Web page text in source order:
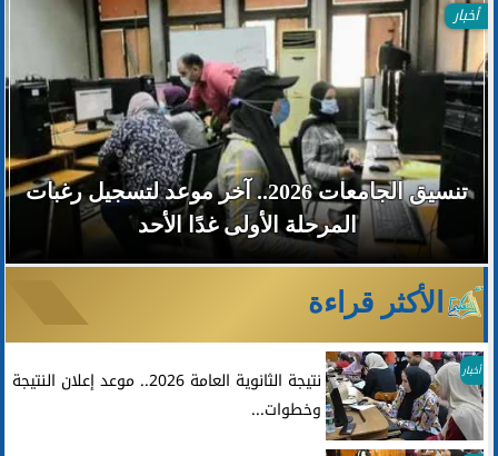
أخبار
تنسيق الجامعات 2026.. آخر موعد لتسجيل رغبات
المرحلة الأولى غدًا الأحد
الأكثر قراءة
أخبار
نتيجة الثانوية العامة 2026.. موعد إعلان النتيجة
وخطوات...